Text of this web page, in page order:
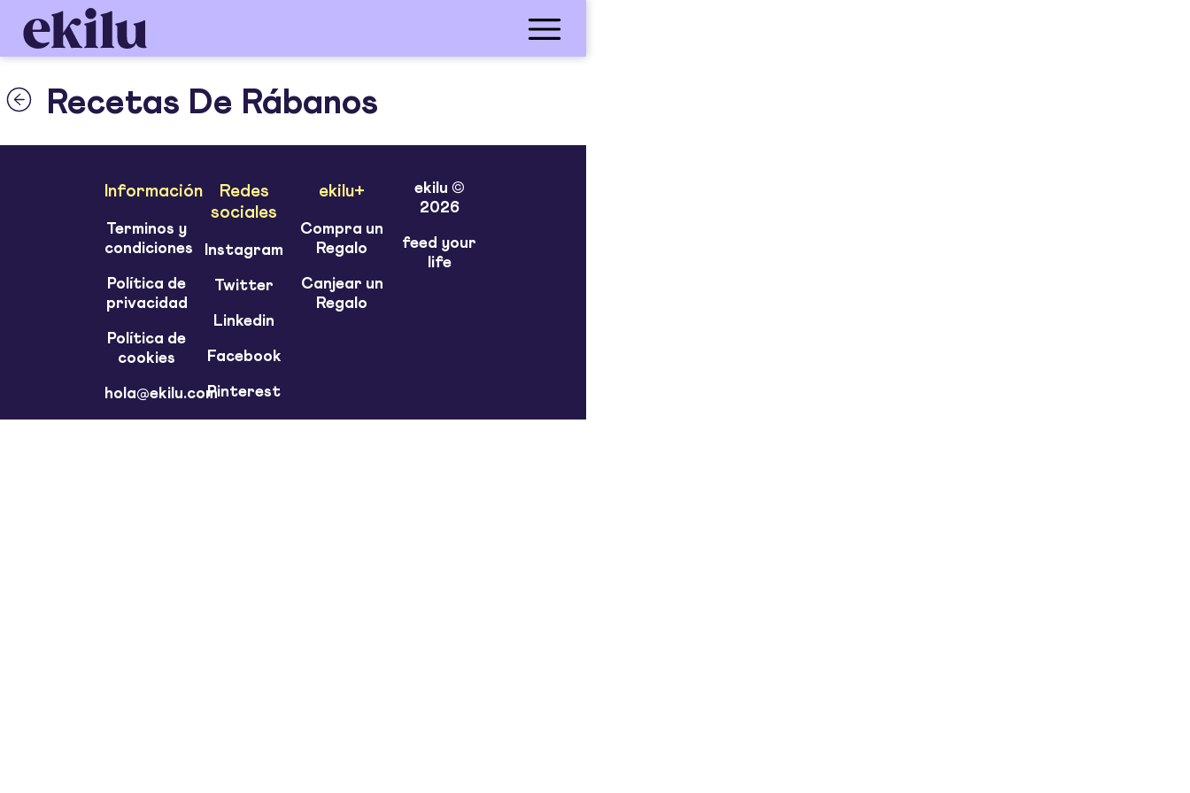
Recetas De Rábanos
Información
Terminos y
condiciones
Política de
privacidad
Política de
cookies
hola@ekilu.com
Redes
sociales
Instagram
Twitter
Linkedin
Facebook
Pinterest
ekilu+
Compra un
Regalo
Canjear un
Regalo
ekilu ©
2026
feed your
life